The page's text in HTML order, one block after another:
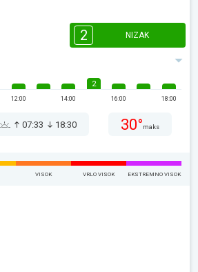
2 NIZAK
12:00 14:00
2
16:00 18:00
07:33 18:30 30° maks
VISOK VRLO VISOK EKSTREMNO VISOK